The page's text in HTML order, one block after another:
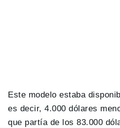
Este modelo estaba
es decir, 4.000 dólares
que partía de los 83.000